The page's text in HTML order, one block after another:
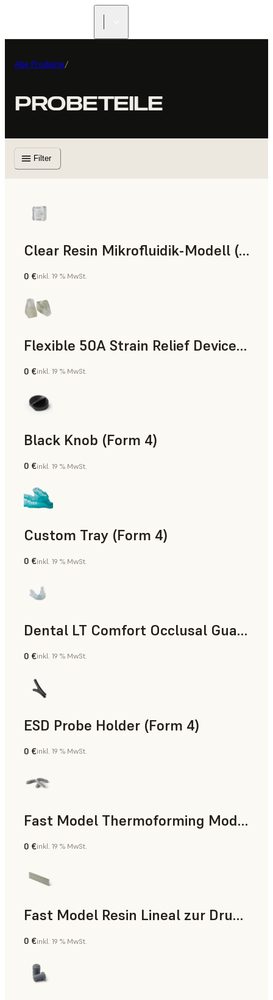
Alle Produkte/
PROBETEILE
Filter
Clear Resin Mikrofluidik-Modell (Form 4)
Standard
0 €inkl. 19 % MwSt.
Flexible 50A Strain Relief Device (Form 4)
Technik
0 €inkl. 19 % MwSt.
Black Knob (Form 4)
Standard
0 €inkl. 19 % MwSt.
Custom Tray (Form 4)
Zahnmedizin
0 €inkl. 19 % MwSt.
Dental LT Comfort Occlusal Guard (Form 4)
Zahnmedizin
0 €inkl. 19 % MwSt.
ESD Probe Holder (Form 4)
Technik
0 €inkl. 19 % MwSt.
Fast Model Thermoforming Model
Zahnmedizin
0 €inkl. 19 % MwSt.
Fast Model Resin Lineal zur Druckzeitmessung
Standard
0 €inkl. 19 % MwSt.